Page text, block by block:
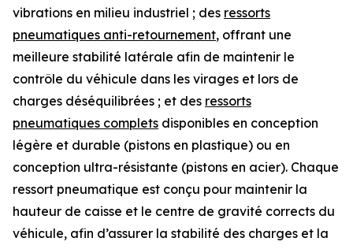
vibrations en milieu industriel ; des ressorts
pneumatiques anti-retournement, offrant une
meilleure stabilité latérale afin de maintenir le
contrôle du véhicule dans les virages et lors de
charges déséquilibrées ; et des ressorts
pneumatiques complets disponibles en conception
légère et durable (pistons en plastique) ou en
conception ultra-résistante (pistons en acier). Chaque
ressort pneumatique est conçu pour maintenir la
hauteur de caisse et le centre de gravité corrects du
véhicule, afin d’assurer la stabilité des charges et la